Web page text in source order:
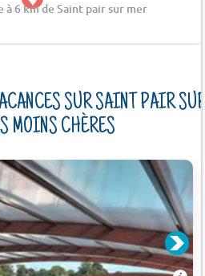
à 6 km de Saint pair sur mer
SUR SAINT PAIR
MOINS CHÈRES